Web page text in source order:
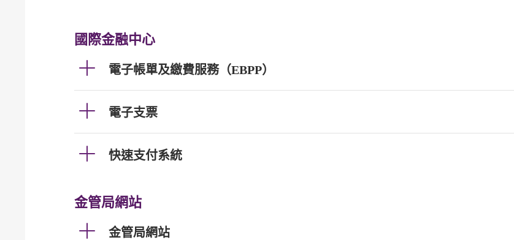
國際金融中心
電子帳單及繳費服務（EBPP）
電子支票
快速支付系統
金管局網站
金管局網站